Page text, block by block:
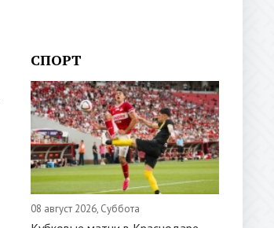
СПОРТ
08 август 2026, Суббота